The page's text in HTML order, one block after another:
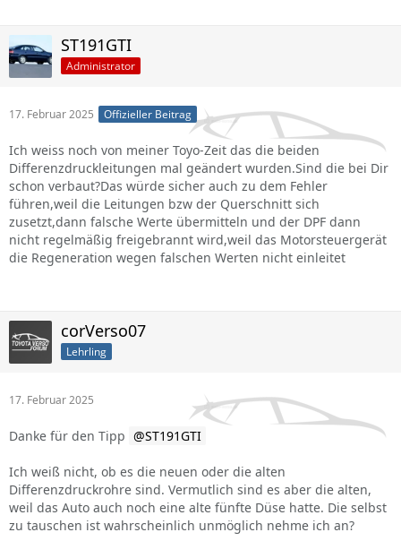
ST191GTI
Administrator
17. Februar 2025 Offizieller Beitrag
Ich weiss noch von meiner Toyo-Zeit das die beiden
Differenzdruckleitungen mal geändert wurden.Sind die bei Dir
schon verbaut?Das würde sicher auch zu dem Fehler
führen,weil die Leitungen bzw der Querschnitt sich
zusetzt,dann falsche Werte übermitteln und der DPF dann
nicht regelmäßig freigebrannt wird,weil das Motorsteuergerät
die Regeneration wegen falschen Werten nicht einleitet
corVerso07
Lehrling
17. Februar 2025
Danke für den Tipp ST191GTI
Ich weiß nicht, ob es die neuen oder die alten
Differenzdruckrohre sind. Vermutlich sind es aber die alten,
weil das Auto auch noch eine alte fünfte Düse hatte. Die selbst
zu tauschen ist wahrscheinlich unmöglich nehme ich an?